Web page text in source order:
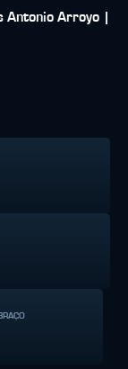
Antonio Arroyo |